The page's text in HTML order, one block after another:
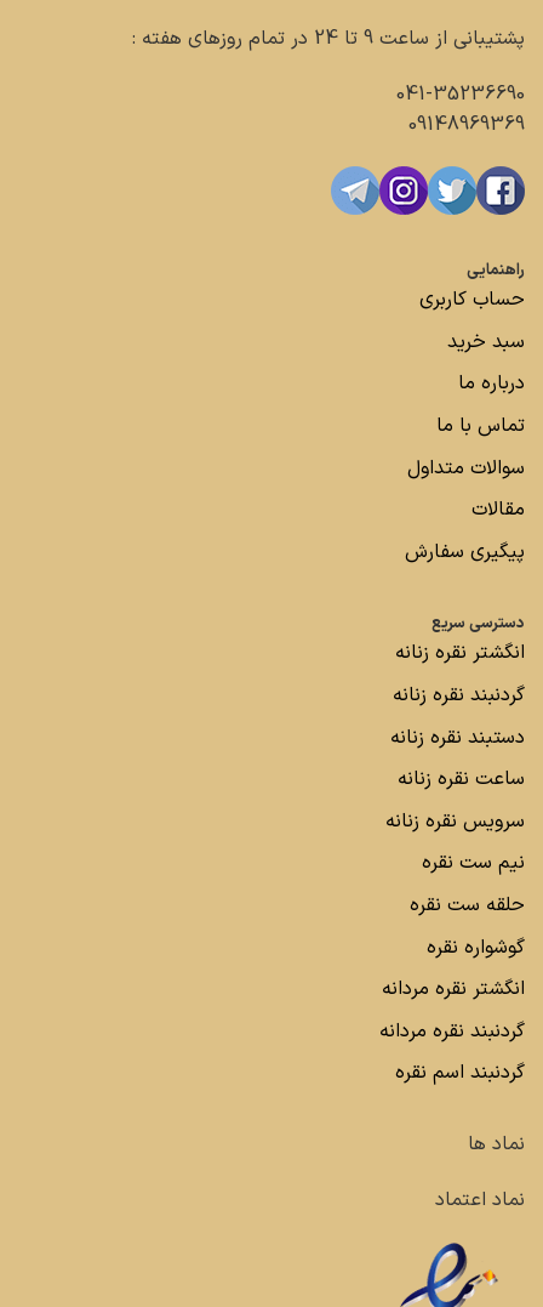
پشتیبانی از ساعت 9 تا 24 در تمام روزهای هفته :
041-35236690
09148969369
راهنمایی
حساب کاربری
سبد خرید
درباره ما
تماس با ما
سوالات متداول
مقالات
پیگیری سفارش
دسترسی سریع
انگشتر نقره زنانه
گردنبند نقره زنانه
دستبند نقره زنانه
ساعت نقره زنانه
سرویس نقره زنانه
نیم ست نقره
حلقه ست نقره
گوشواره نقره
انگشتر نقره مردانه
گردنبند نقره مردانه
گردنبند اسم نقره
نماد ها
نماد اعتماد